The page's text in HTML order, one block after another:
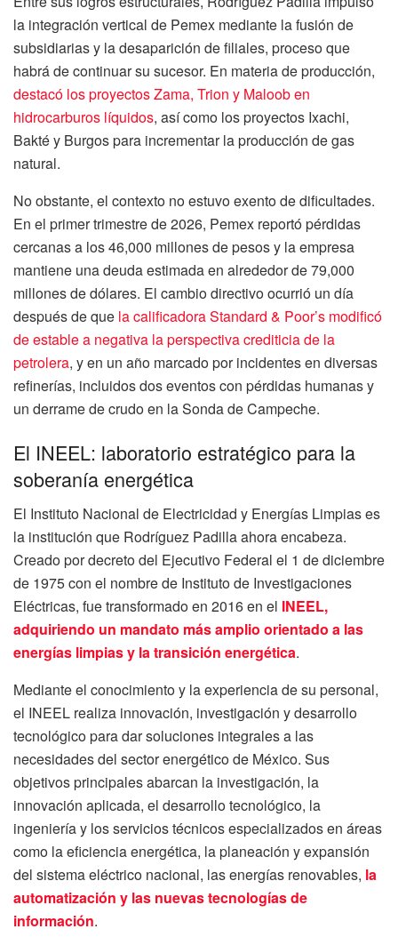
la integración vertical de Pemex mediante la fusión de
subsidiarias y la desaparición de filiales, proceso que
habrá de continuar su sucesor. En materia de producción,
destacó los proyectos Zama, Trion y Maloob en
hidrocarburos líquidos, así como los proyectos Ixachi,
Bakté y Burgos para incrementar la producción de gas
natural.
No obstante, el contexto no estuvo exento de dificultades.
En el primer trimestre de 2026, Pemex reportó pérdidas
cercanas a los 46,000 millones de pesos y la empresa
mantiene una deuda estimada en alrededor de 79,000
millones de dólares. El cambio directivo ocurrió un día
después de que la calificadora Standard & Poor’s modificó
de estable a negativa la perspectiva crediticia de la
petrolera, y en un año marcado por incidentes en diversas
refinerías, incluidos dos eventos con pérdidas humanas y
un derrame de crudo en la Sonda de Campeche.
El INEEL: laboratorio estratégico para la
soberanía energética
El Instituto Nacional de Electricidad y Energías Limpias es
la institución que Rodríguez Padilla ahora encabeza.
Creado por decreto del Ejecutivo Federal el 1 de diciembre
de 1975 con el nombre de Instituto de Investigaciones
Eléctricas, fue transformado en 2016 en el INEEL,
adquiriendo un mandato más amplio orientado a las
energías limpias y la transición energética.
Mediante el conocimiento y la experiencia de su personal,
el INEEL realiza innovación, investigación y desarrollo
tecnológico para dar soluciones integrales a las
necesidades del sector energético de México. Sus
objetivos principales abarcan la investigación, la
innovación aplicada, el desarrollo tecnológico, la
ingeniería y los servicios técnicos especializados en áreas
como la eficiencia energética, la planeación y expansión
del sistema eléctrico nacional, las energías renovables, la
automatización y las nuevas tecnologías de
información.